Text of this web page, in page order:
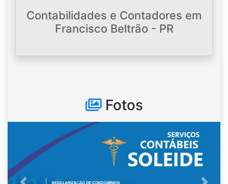
Contabilidades e Contadores em
Francisco Beltrão - PR
Fotos